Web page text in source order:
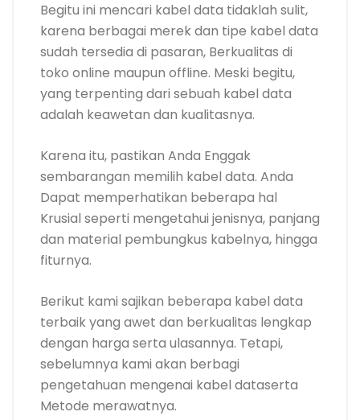
Begitu ini mencari kabel data tidaklah sulit,
karena berbagai merek dan tipe kabel data
sudah tersedia di pasaran, Berkualitas di
toko online maupun offline. Meski begitu,
yang terpenting dari sebuah kabel data
adalah keawetan dan kualitasnya.
Karena itu, pastikan Anda Enggak
sembarangan memilih kabel data. Anda
Dapat memperhatikan beberapa hal
Krusial seperti mengetahui jenisnya, panjang
dan material pembungkus kabelnya, hingga
fiturnya.
Berikut kami sajikan beberapa kabel data
terbaik yang awet dan berkualitas lengkap
dengan harga serta ulasannya. Tetapi,
sebelumnya kami akan berbagi
pengetahuan mengenai kabel dataserta
Metode merawatnya.